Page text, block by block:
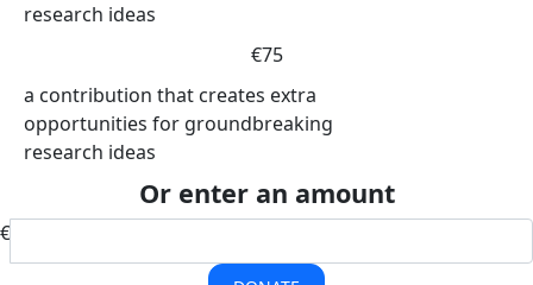
research ideas
€75
a contribution that creates extra
opportunities for groundbreaking
research ideas
Or enter an amount
€